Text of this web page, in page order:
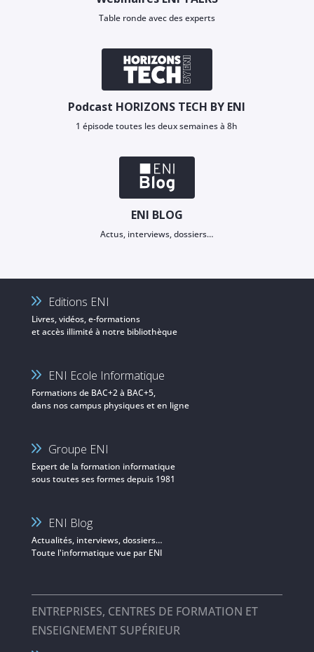
Table ronde avec des experts
Podcast HORIZONS TECH BY ENI
1 épisode toutes les deux semaines à 8h
ENI BLOG
Actus, interviews, dossiers…
Editions ENI
Livres, vidéos, e-formations
et accès illimité à notre bibliothèque
ENI Ecole Informatique
Formations de BAC+2 à BAC+5,
dans nos campus physiques et en ligne
Groupe ENI
Expert de la formation informatique
sous toutes ses formes depuis 1981
ENI Blog
Actualités, interviews, dossiers…
Toute l'informatique vue par ENI
ENTREPRISES, CENTRES DE FORMATION ET
ENSEIGNEMENT SUPÉRIEUR